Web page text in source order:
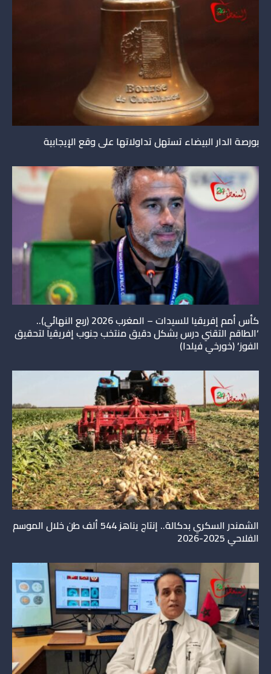
بورصة الدار البيضاء تستهل تداولاتها على وقع الإيجابية
كأس أمم إفريقيا للسيدات – المغرب 2026 (ربع النهائي)..
‘الطاقم التقني درس بشكل دقيق منتخب جنوب إفريقيا لتحقيق
الفوز’ (خورخي فيلدا)
الشمندر السكري بدكالة.. إنتاج يناهز 544 ألف طن خلال الموسم
الفلاحي 2025-2026